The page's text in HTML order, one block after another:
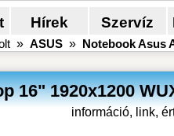
Hírek Szervíz
» ASUS» Notebook Asus
16" 1920x1200
információ, link,